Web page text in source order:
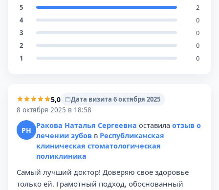
5
2
4
0
3
0
2
0
1
0
5,0
Дата визита 6 октября 2025
8 октября 2025 в 18:58
РН Ракова Наталья Сергеевна оставила отзыв о
лечении зубов в Республиканская
клиническая стоматологическая
поликлиника
Самый лучший доктор! Доверяю свое здоровье
только ей. Грамотный подход, обоснованный